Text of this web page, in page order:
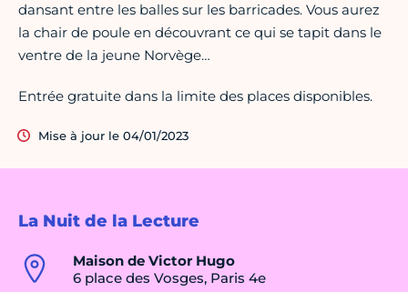
La Nuit de la Lecture
Maison de Victor Hugo
6 place des Vosges, Paris 4e
dansant entre les balles sur les barricades. Vous aurez
la chair de poule en découvrant ce qui se tapit dans le
ventre de la jeune Norvège…
Entrée gratuite dans la limite des places disponibles.
Mise à jour le 04/01/2023